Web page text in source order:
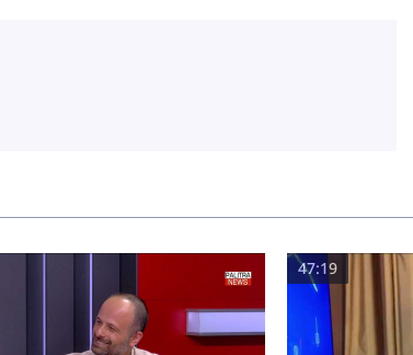
47:19